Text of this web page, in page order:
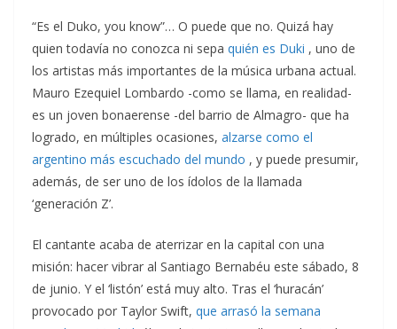
“Es el Duko, you know”… O puede que no. Quizá hay
quien todavía no conozca ni sepa quién es Duki , uno de
los artistas más importantes de la música urbana actual.
Mauro Ezequiel Lombardo -como se llama, en realidad-
es un joven bonaerense -del barrio de Almagro- que ha
logrado, en múltiples ocasiones, alzarse como el
argentino más escuchado del mundo , y puede presumir,
además, de ser uno de los ídolos de la llamada
‘generación Z’.
El cantante acaba de aterrizar en la capital con una
misión: hacer vibrar al Santiago Bernabéu este sábado, 8
de junio. Y el ‘listón’ está muy alto. Tras el ‘huracán’
provocado por Taylor Swift, que arrasó la semana